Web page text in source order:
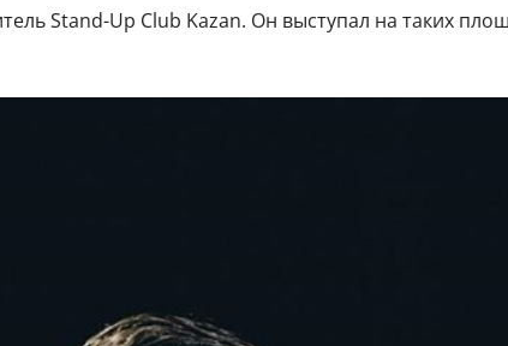
Stand-Up Club Kazan. Он выступал на таких